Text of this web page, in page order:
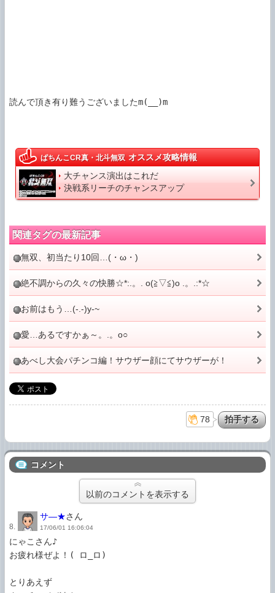
読んで頂き有り難うございましたm(__)m
ぱちんこCR真・北斗無双 オススメ攻略情報
大チャンス演出はこれだ
決戦系リーチのチャンスアップ
関連タグの最新記事
無双、初当たり10回…(・ω・)
絶不調からの久々の快勝☆*:.。. o(≧▽≦)o .。.:*☆
お前はもう…(-.-)y-~
愛…あるですかぁ～。.。o○
あべし大会パチンコ編！サウザー顔にてサウザーが！
78
コメント
以前のコメントを表示する
8.
サ―★さん
17/06/01 16:06:04
にゃこさん♪
お疲れ様ぜよ！( ロ_ロ)ゞ
とりあえず